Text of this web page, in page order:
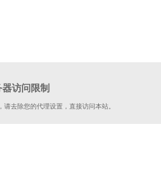
访问限制
去除您的代理设置，直接访问本站。